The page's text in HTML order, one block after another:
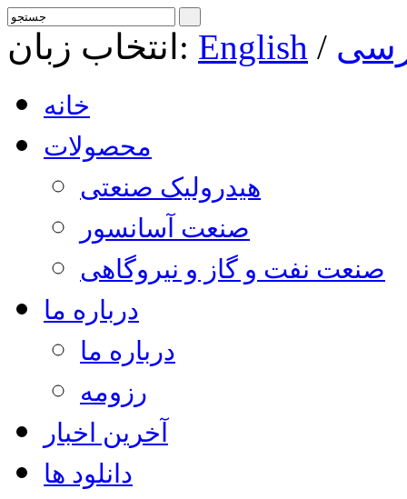
انتخاب زبان: English /
خانه
محصولات
هیدرولیک صنعتی
صنعت آسانسور
صنعت نفت و گاز و نیروگاهی
درباره ما
درباره ما
رزومه
آخرین اخبار
دانلود ها